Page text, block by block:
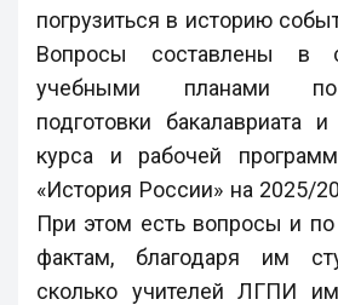
погрузиться в историю
Вопросы составлены в
учебными планами
подготовки бакалавриата
курса и рабочей
«История России» на 2025/
При этом есть вопросы и
фактам, благодаря им
сколько учителей ЛГПИ